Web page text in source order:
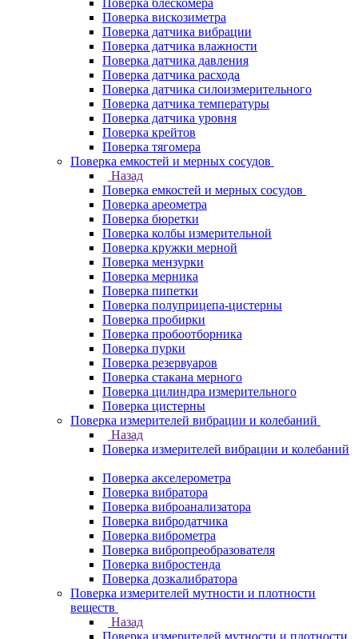
Поверка блескомера
Поверка вискозиметра
Поверка датчика вибрации
Поверка датчика влажности
Поверка датчика давления
Поверка датчика расхода
Поверка датчика силоизмерительного
Поверка датчика температуры
Поверка датчика уровня
Поверка крейтов
Поверка тягомера
Поверка емкостей и мерных сосудов
Назад
Поверка емкостей и мерных сосудов
Поверка ареометра
Поверка бюретки
Поверка колбы измерительной
Поверка кружки мерной
Поверка мензурки
Поверка мерника
Поверка пипетки
Поверка полуприцепа-цистерны
Поверка пробирки
Поверка пробоотборника
Поверка пурки
Поверка резервуаров
Поверка стакана мерного
Поверка цилиндра измерительного
Поверка цистерны
Поверка измерителей вибрации и колебаний
Назад
Поверка измерителей вибрации и колебаний
Поверка акселерометра
Поверка вибратора
Поверка виброанализатора
Поверка вибродатчика
Поверка виброметра
Поверка вибропреобразователя
Поверка вибростенда
Поверка дозкалибратора
Поверка измерителей мутности и плотности
веществ
Назад
Поверка измерителей мутности и плотности